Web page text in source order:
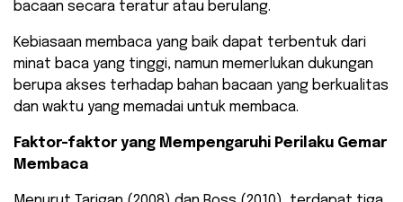
bacaan secara teratur atau berulang.
Kebiasaan membaca yang baik dapat terbentuk dari
minat baca yang tinggi, namun memerlukan dukungan
berupa akses terhadap bahan bacaan yang berkualitas
dan waktu yang memadai untuk membaca.
Faktor-faktor yang Mempengaruhi Perilaku Gemar
Membaca